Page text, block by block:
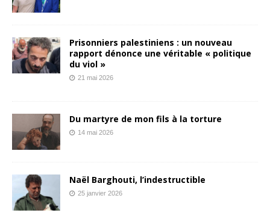
Prisonniers palestiniens : un nouveau
rapport dénonce une véritable « politique
du viol »
21 mai 2026
Du martyre de mon fils à la torture
14 mai 2026
Naël Barghouti, l’indestructible
25 janvier 2026